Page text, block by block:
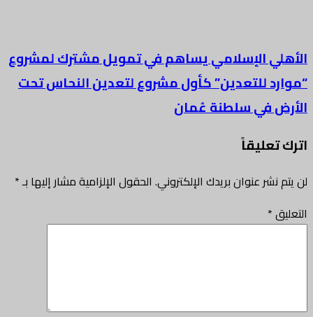
الأهلي الإسلامي يساهم في تمويل مشترك لمشروع
“موارد للتعدين” كأول مشروع لتعدين النحاس تحت
الأرض في سلطنة عُمان
اترك تعليقاً
لن يتم نشر عنوان بريدك الإلكتروني. الحقول الإلزامية مشار إليها بـ*
التعليق*